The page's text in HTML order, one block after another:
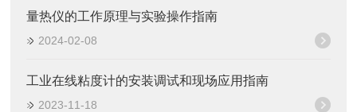
量热仪的工作原理与实验操作指南
2024-02-08
工业在线粘度计的安装调试和现场应用指南
2023-11-18